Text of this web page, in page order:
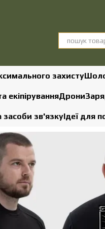
захисту
екіпіруванняДрони
засоби зв'язкуІдеї для